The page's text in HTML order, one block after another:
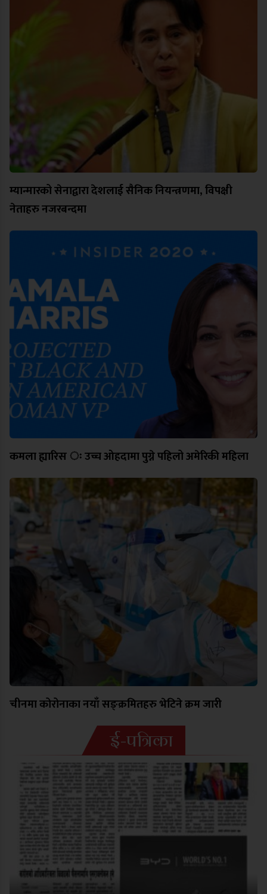
म्यान्मारको सेनाद्वारा देशलाई सैनिक नियन्त्रणमा, विपक्षी
नेताहरु नजरबन्दमा
कमला ह्यारिस ः उच्च ओहदामा पुग्ने पहिलो अमेरिकी महिला
चीनमा कोरोनाका नयाँ सङ्क्रमितहरु भेटिने क्रम जारी
ई-पत्रिका